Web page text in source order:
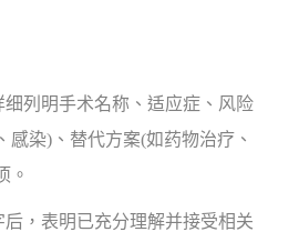
列明手术名称、适应症、风险
感染)、替代方案(如药物治疗、
。
，表明已充分理解并接受相关